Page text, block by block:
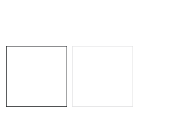
Cookies
Ochrana osobních údajú